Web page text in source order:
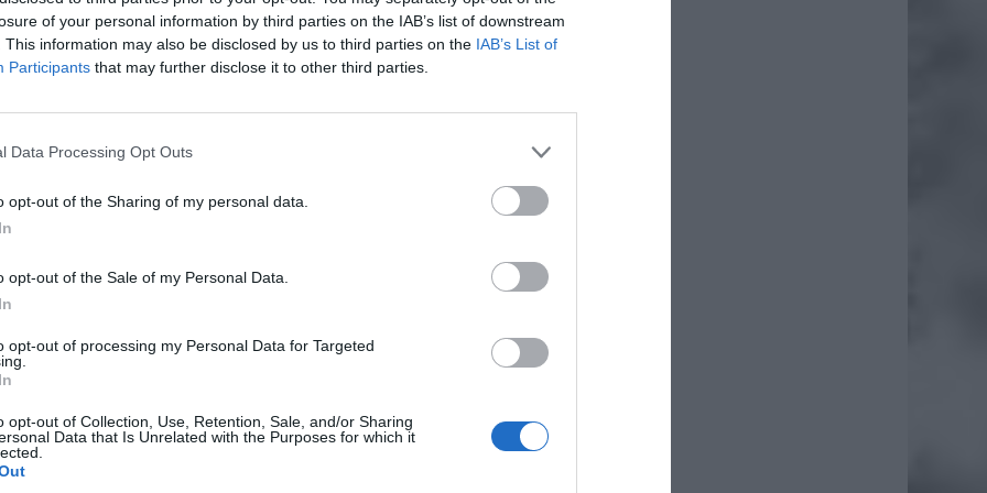
of your personal information by third parties on the IAB’s list of downstream
This information may also be disclosed by us to third parties on the IAB’s List of
Participants that may further disclose it to other third parties.
Data Processing Opt Outs
opt-out of the Sharing of my personal data.
opt-out of the Sale of my Personal Data.
opt-out of processing my Personal Data for Targeted
opt-out of Collection, Use, Retention, Sale, and/or Sharing
Data that Is Unrelated with the Purposes for which it
jest bramą dla rosyjskiego wojska, które chce wkroczyć do Europy, ale
nie mogą wejść
– powiedział Wołydymyr Zełenski parlamentowi Włoch.
RÓWNIEŻ:
przecenił hit do kuchni. Air fryer tańszy aż o 150 zł, a to dopiero